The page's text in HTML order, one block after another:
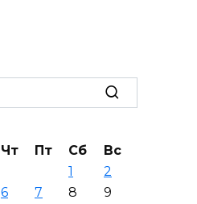
Чт Пт Сб
Вс
1
2
6 7 8
9